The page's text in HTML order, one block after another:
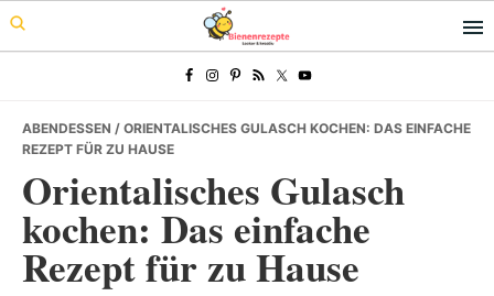
Skip
to
Skip
to
Skip
to
ABENDESSEN / ORIENTALISCHES GULASCH KOCHEN: DAS EINFACHE
REZEPT FÜR ZU HAUSE
Orientalisches Gulasch
kochen: Das einfache
Rezept für zu Hause